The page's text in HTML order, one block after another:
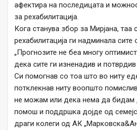
афектира на последицата и
за рехабилитација.
Кога станува збор за Мирјана, таа
рехабилитација ги надминала сите
„Прогнозите не беа многу
дека сите ги изненадив и
Си помогнав со тоа што во ниту
потклекнав ниту воопшто помислив
не можам или дека нема да бидам
помош и поддршка дојде од
драги колеги од АК